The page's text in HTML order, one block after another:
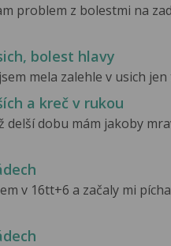
problem z bolestmi na
bolest hlavy
mela zalehle v usich
a kreč v rukou
delší dobu mám jakoby
v 16tt+6 a začaly mi